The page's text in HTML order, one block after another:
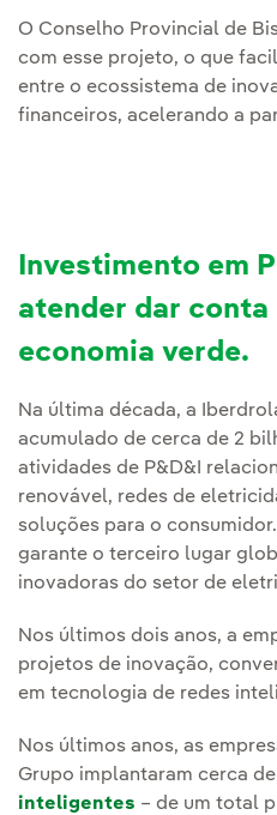
O Conselho Provincial de
com esse projeto, o que
entre o ecossistema de
financeiros, acelerando a
Investimento em
atender dar conta
economia verde.
Na última década, a
acumulado de cerca de 2
atividades de P&D&I
renovável, redes de
soluções para o
garante o terceiro lugar
inovadoras do setor de
Nos últimos dois anos, a
projetos de inovação,
em tecnologia de redes
Nos últimos anos, as
Grupo implantaram cerca de
inteligentes – de um total